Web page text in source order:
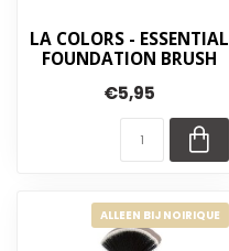
LA COLORS - ESSENTIAL
FOUNDATION BRUSH
€5,95
ALLEEN BIJ NOIRIQUE